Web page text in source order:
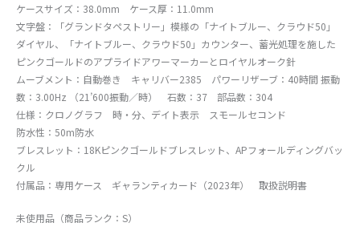
ケースサイズ：38.0mm ケース厚：11.0mm
文字盤：「グランドタペストリー」模様の「ナイトブルー、クラウド50」
ダイヤル、「ナイトブルー、クラウド50」カウンター、蓄光処理を施した
ピンクゴールドのアプライドアワーマーカーとロイヤルオーク針
ムーブメント：自動巻き キャリバー2385 パワーリザーブ：40時間 振動
数：3.00Hz （21’600振動／時） 石数：37 部品数：304
仕様：クロノグラフ 時・分、デイト表示 スモールセコンド
防水性：50m防水
ブレスレット：18Kピンクゴールドブレスレット、APフォールディングバッ
クル
付属品：専用ケース ギャランティカード（2023年） 取扱説明書
未使用品（商品ランク：S）